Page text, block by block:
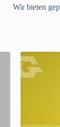
Wir bieten